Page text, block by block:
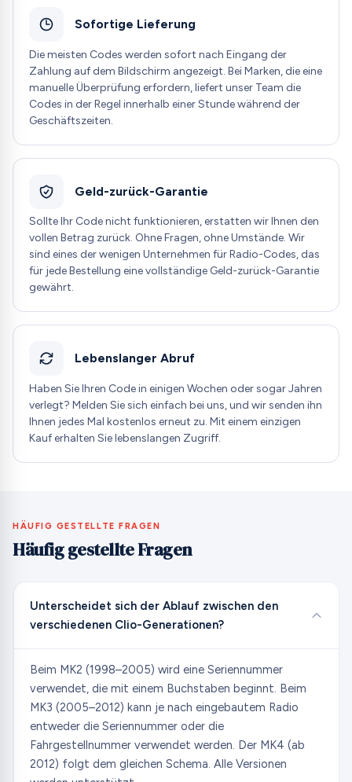
Sofortige Lieferung
Die meisten Codes werden sofort nach Eingang der
Zahlung auf dem Bildschirm angezeigt. Bei Marken, die eine
manuelle Überprüfung erfordern, liefert unser Team die
Codes in der Regel innerhalb einer Stunde während der
Geschäftszeiten.
Geld-zurück-Garantie
Sollte Ihr Code nicht funktionieren, erstatten wir Ihnen den
vollen Betrag zurück. Ohne Fragen, ohne Umstände. Wir
sind eines der wenigen Unternehmen für Radio-Codes, das
für jede Bestellung eine vollständige Geld-zurück-Garantie
gewährt.
Lebenslanger Abruf
Haben Sie Ihren Code in einigen Wochen oder sogar Jahren
verlegt? Melden Sie sich einfach bei uns, und wir senden ihn
Ihnen jedes Mal kostenlos erneut zu. Mit einem einzigen
Kauf erhalten Sie lebenslangen Zugriff.
HÄUFIG GESTELLTE FRAGEN
Häufig gestellte Fragen
Unterscheidet sich der Ablauf zwischen den
verschiedenen Clio-Generationen?
Beim MK2 (1998–2005) wird eine Seriennummer
verwendet, die mit einem Buchstaben beginnt. Beim
MK3 (2005–2012) kann je nach eingebautem Radio
entweder die Seriennummer oder die
Fahrgestellnummer verwendet werden. Der MK4 (ab
2012) folgt dem gleichen Schema. Alle Versionen